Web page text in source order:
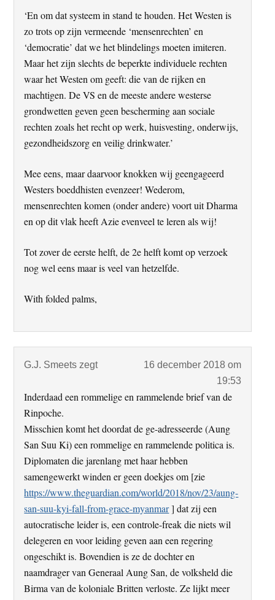
‘En om dat systeem in stand te houden. Het Westen is
zo trots op zijn vermeende ‘mensenrechten’ en
‘democratie’ dat we het blindelings moeten imiteren.
Maar het zijn slechts de beperkte individuele rechten
waar het Westen om geeft: die van de rijken en
machtigen. De VS en de meeste andere westerse
grondwetten geven geen bescherming aan sociale
rechten zoals het recht op werk, huisvesting, onderwijs,
gezondheidszorg en veilig drinkwater.’
Mee eens, maar daarvoor knokken wij geengageerd
Westers boeddhisten evenzeer! Wederom,
mensenrechten komen (onder andere) voort uit Dharma
en op dit vlak heeft Azie evenveel te leren als wij!
Tot zover de eerste helft, de 2e helft komt op verzoek
nog wel eens maar is veel van hetzelfde.
With folded palms,
G.J. Smeets zegt
16 december 2018 om
19:53
Inderdaad een rommelige en rammelende brief van de
Rinpoche.
Misschien komt het doordat de ge-adresseerde (Aung
San Suu Ki) een rommelige en rammelende politica is.
Diplomaten die jarenlang met haar hebben
samengewerkt winden er geen doekjes om [zie
https://www.theguardian.com/world/2018/nov/23/aung-
san-suu-kyi-fall-from-grace-myanmar] dat zij een
autocratische leider is, een controle-freak die niets wil
delegeren en voor leiding geven aan een regering
ongeschikt is. Bovendien is ze de dochter en
naamdrager van Generaal Aung San, de volksheld die
Birma van de koloniale Britten verloste. Ze lijkt meer